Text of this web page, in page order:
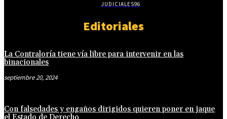
JUDICIALES96
Editoriales
La Contraloría tiene vía libre para intervenir en las
binacionales
septiembre 20, 2024
Con falsedades y engaños dirigidos quieren poner en jaque